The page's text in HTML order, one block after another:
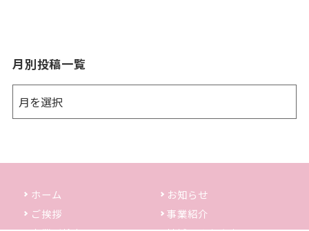
月別投稿一覧
ホーム
お知らせ
ご挨拶
事業紹介